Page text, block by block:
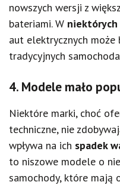
nowszych wersji z
bateriami. W niektórych
aut elektrycznych może
tradycyjnych
4. Modele mało
Niektóre marki, choć
techniczne, nie
wpływa na ich spadek
to niszowe modele o
samochody, które mają